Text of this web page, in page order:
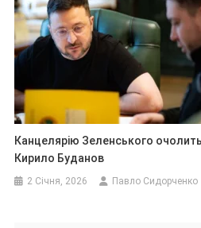
Канцелярію Зеленського
Кирило Буданов
2 Січня, 2026 Павло Сидорченко